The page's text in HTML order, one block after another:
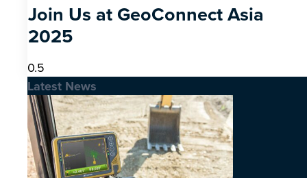
Join Us at GeoConnect Asia
2025
Latest News